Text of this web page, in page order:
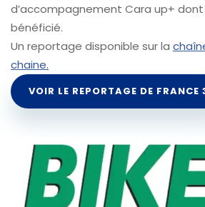
d’accompagnement Cara up+ dont
bénéficié.
Un reportage disponible sur la
chaine.
VOIR LE REPORTAGE DE FRANCE